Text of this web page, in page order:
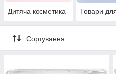
Дитяча косметика Товари
Сортування